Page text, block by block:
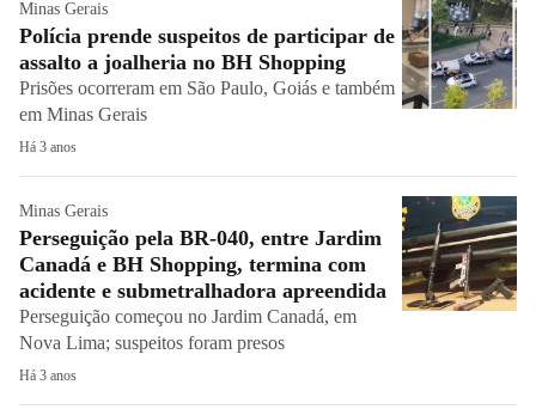
Minas Gerais
Polícia prende suspeitos de participar de
assalto a joalheria no BH Shopping
Prisões ocorreram em São Paulo, Goiás e também
em Minas Gerais
Há 3 anos
Minas Gerais
Perseguição pela BR-040, entre Jardim
Canadá e BH Shopping, termina com
acidente e submetralhadora apreendida
Perseguição começou no Jardim Canadá, em
Nova Lima; suspeitos foram presos
Há 3 anos